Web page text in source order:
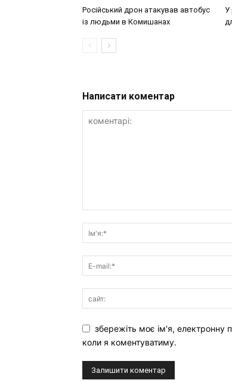
Російський дрон атакував автобус
із людьми в Комишанах
У
Написати коментар
збережіть моє ім'я, електронну
коли я коментуватиму.